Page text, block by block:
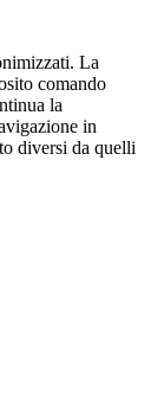
La
comando
la
in
diversi da quelli